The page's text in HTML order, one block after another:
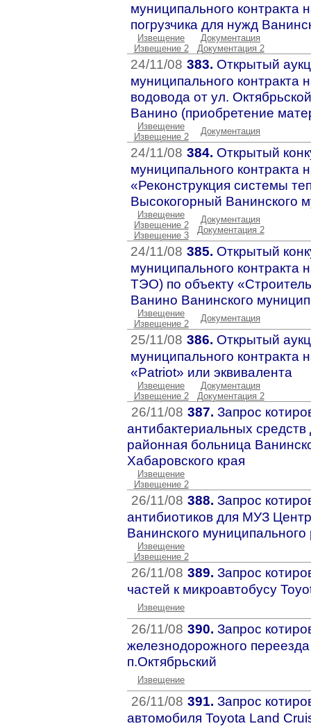
муниципального контракта
погрузчика для нужд
Извещение
Извещение 2
Документация
Документация 2
24/11/08 383. Открытый
муниципального контракта
водовода от ул.
Ванино (приобретение
Извещение
Извещение 2
Документация
24/11/08 384. Открытый
муниципального контракта
«Реконструкция системы
Высокогорный Ванинского
Извещение
Извещение 2
Извещение 3
Документация
Документация 2
24/11/08 385. Открытый
муниципального контракта
ТЭО) по объекту
Ванино Ванинского
Извещение
Извещение 2
Документация
25/11/08 386. Открытый
муниципального контракта
«Patriot» или эквивалента
Извещение
Извещение 2
Документация
Документация 2
26/11/08 387. Запрос
антибактериальных
районная больница
Хабаровского края
Извещение
Извещение 2
26/11/08 388. Запрос
антибиотиков для МУЗ
Ванинского
Извещение
Извещение 2
26/11/08 389. Запрос
частей к микроавтобусу
Извещение
26/11/08 390. Запрос
железнодорожного
п.Октябрьский
Извещение
26/11/08 391. Запрос
автомобиля Toyota Land